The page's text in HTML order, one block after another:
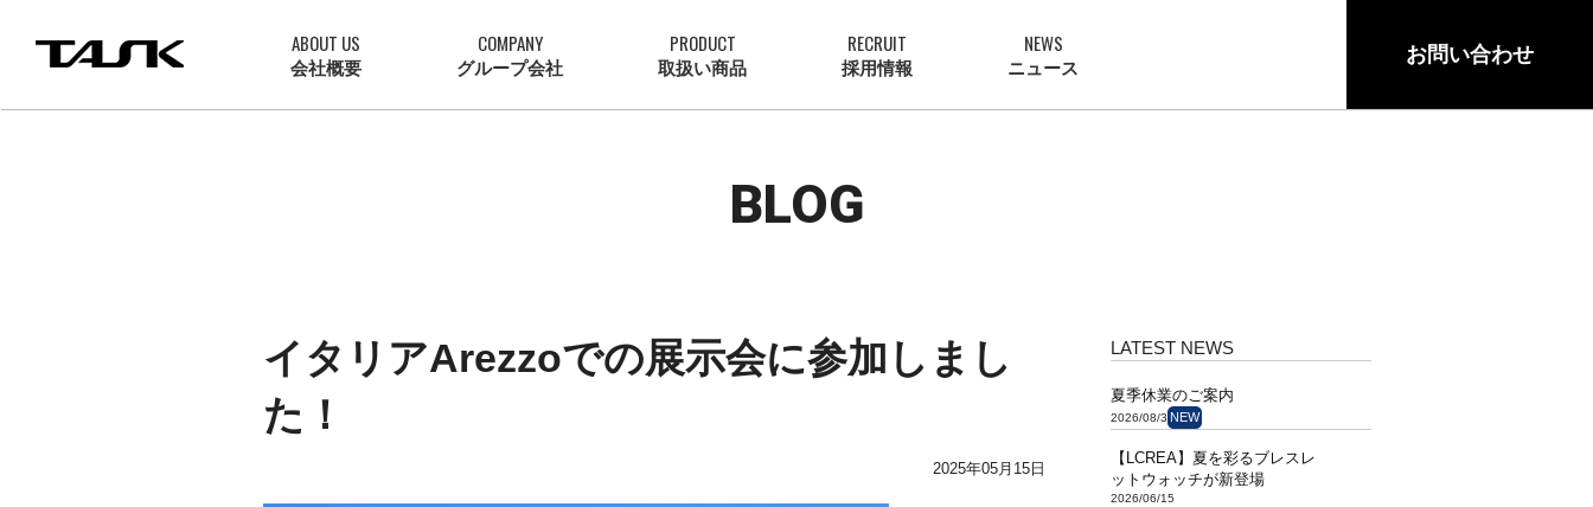
ABOUT US
会社概要
COMPANY
グループ会社
PRODUCT
取扱い商品
RECRUIT
採用情報
NEWS
ニュース
お問い合わせ
BLOG
イタリアArezzoでの展示会に参加しまし
た！
2025年05月15日
LATEST NEWS
夏季休業のご案内
2026/08/3 NEW
【LCREA】夏を彩るブレスレ
ットウォッチが新登場
2026/06/15